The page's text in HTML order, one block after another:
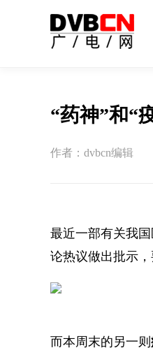
“药神”和“
作者：dvbcn编辑
最近一部有关我
论热议做出批示
而本周末的另一则